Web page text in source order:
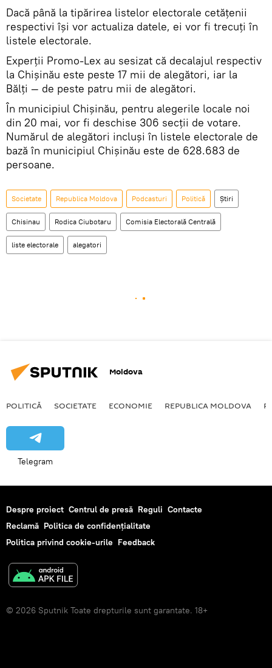
Dacă până la tipărirea listelor electorale cetățenii
respectivi își vor actualiza datele, ei vor fi trecuți în
listele electorale.
Experții Promo-Lex au sesizat că decalajul respectiv
la Chișinău este peste 17 mii de alegători, iar la
Bălți — de peste patru mii de alegători.
În municipiul Chișinău, pentru alegerile locale noi
din 20 mai, vor fi deschise 306 secții de votare.
Numărul de alegători incluși în listele electorale de
bază în municipiul Chișinău este de 628.683 de
persoane.
Societate Republica Moldova Podcasturi Politică Știri
Chisinau Rodica Ciubotaru Comisia Electorală Centrală
liste electorale alegatori
Moldova
POLITICĂ SOCIETATE ECONOMIE REPUBLICA MOLDOVA
Telegram
Despre proiect Centrul de presă Reguli Contacte
Reclamă Politica de confidențialitate
Politica privind cookie-urile Feedback
© 2026 Sputnik Toate drepturile sunt garantate. 18+